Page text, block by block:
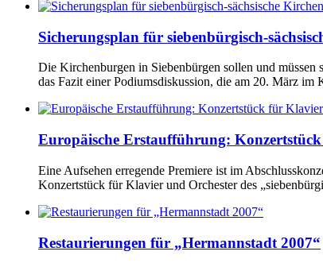
Sicherungsplan für siebenbürgisch-
Die Kirchenburgen in Siebenbürgen sollen und
das Fazit einer Podiumsdiskussion, die am 20. März
Europäische Erstaufführung:
Eine Aufsehen erregende Premiere ist im
Konzertstück für Klavier und Orchester des
Restaurierungen für „Hermannstadt 2007“